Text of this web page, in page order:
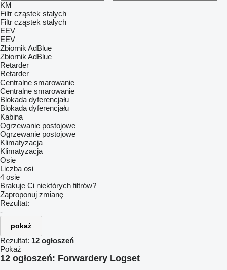
KM
Filtr cząstek stałych
Filtr cząstek stałych
EEV
EEV
Zbiornik AdBlue
Zbiornik AdBlue
Retarder
Retarder
Centralne smarowanie
Centralne smarowanie
Blokada dyferencjału
Blokada dyferencjału
Kabina
Ogrzewanie postojowe
Ogrzewanie postojowe
Klimatyzacja
Klimatyzacja
Osie
Liczba osi
4 osie
Brakuje Ci niektórych filtrów?
Zaproponuj zmianę
Rezultat:
-
pokaż
Rezultat: 12 ogłoszeń
Pokaż
12 ogłoszeń: Forwardery Logset